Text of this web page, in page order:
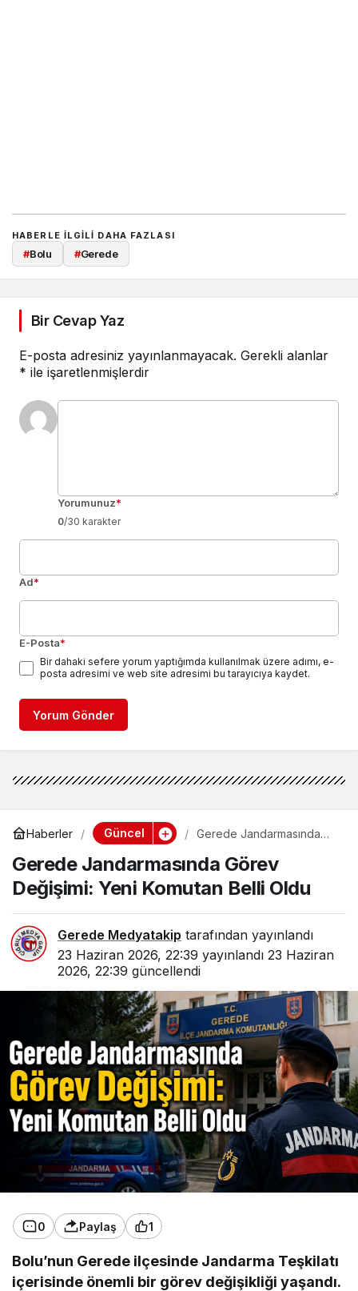
HABERLE ILGILI DAHA FAZLASI
#Bolu #Gerede
Bir Cevap Yaz
E-posta adresiniz yayınlanmayacak. Gerekli alanlar
* ile işaretlenmişlerdir
Yorumunuz*
0/30 karakter
Ad*
E-Posta*
Bir dahaki sefere yorum yaptığımda kullanılmak üzere adımı, e-
posta adresimi ve web site adresimi bu tarayıcıya kaydet.
Yorum Gönder
Haberler Güncel
Gerede Jandarmasında
Komutan Belli Oldu
Gerede Jandarmasında Görev
Değişimi: Yeni Komutan Belli Oldu
Gerede Medyatakip tarafından yayınlandı
23 Haziran 2026, 22:39 yayınlandı 23 Haziran
2026, 22:39 güncellendi
0 Paylaş 1
Bolu’nun Gerede ilçesinde Jandarma Teşkilatı
içerisinde önemli bir görev değişikliği yaşandı.